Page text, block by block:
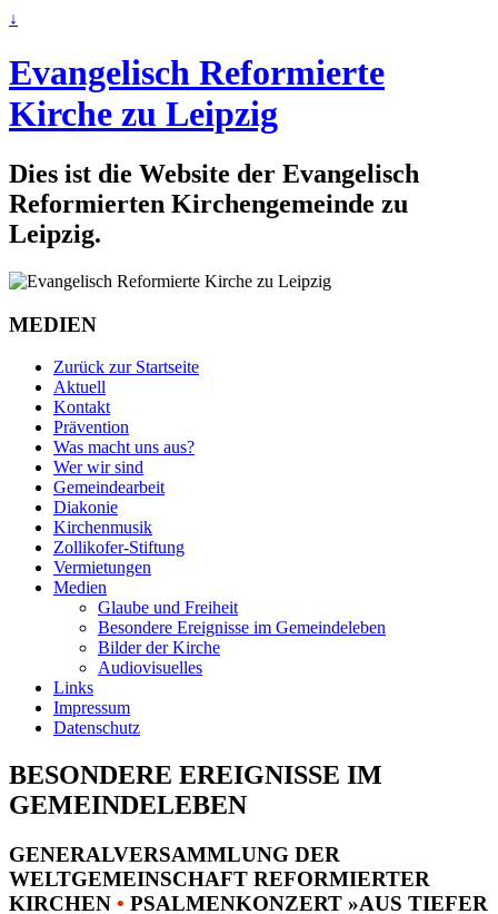
↓
Evangelisch Reformierte
Kirche zu Leipzig
Dies ist die Website der Evangelisch
Reformierten Kirchengemeinde zu
Leipzig.
MEDIEN
Zurück zur Startseite
Aktuell
Kontakt
Prävention
Was macht uns aus?
Wer wir sind
Gemeindearbeit
Diakonie
Kirchenmusik
Zollikofer-Stiftung
Vermietungen
Medien
Glaube und Freiheit
Besondere Ereignisse im Gemeindeleben
Bilder der Kirche
Audiovisuelles
Links
Impressum
Datenschutz
BESONDERE EREIGNISSE IM
GEMEINDELEBEN
GENERALVERSAMMLUNG DER
WELTGEMEINSCHAFT REFORMIERTER
KIRCHEN • PSALMENKONZERT »AUS TIEFER